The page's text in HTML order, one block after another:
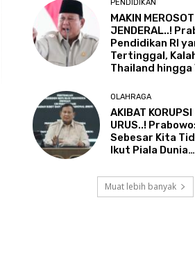
PENDIDIKAN
MAKIN MEROSOT
JENDERAL..!
Pendidikan RI
Tertinggal,
Thailand
OLAHRAGA
AKIBAT
URUS..!
Sebesar Kita
Ikut Piala Dunia…
Muat lebih banyak